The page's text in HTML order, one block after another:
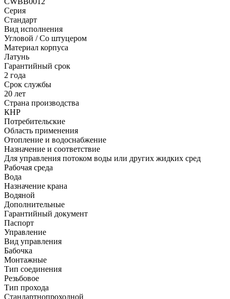
Серия
Стандарт
Вид исполнения
Угловой / Со штуцером
Материал корпуса
Латунь
Гарантийный срок
2 года
Срок службы
20 лет
Страна производства
КНР
Потребительские
Область применения
Отопление и водоснабжение
Назначение и соответствие
Для управления потоком воды или других жидких сред
Рабочая среда
Вода
Назначение крана
Водяной
Дополнительные
Гарантийный документ
Паспорт
Управление
Вид управления
Бабочка
Монтажные
Тип соединения
Резьбовое
Тип прохода
Стандартнопроходной